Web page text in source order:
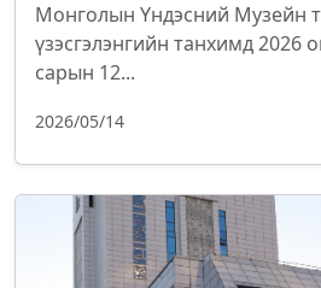
Монголын Үндэсний Музейн
үзэсгэлэнгийн танхимд 2026
сарын 12...
2026/05/14